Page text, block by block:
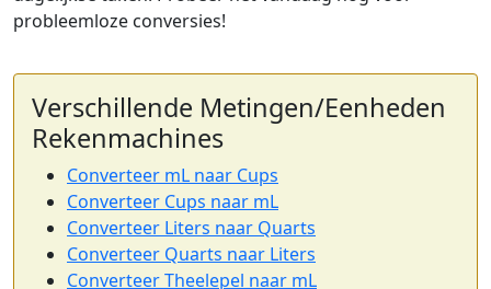
probleemloze conversies!
Verschillende Metingen/Eenheden
Rekenmachines
Converteer mL naar Cups
Converteer Cups naar mL
Converteer Liters naar Quarts
Converteer Quarts naar Liters
Converteer Theelepel naar mL